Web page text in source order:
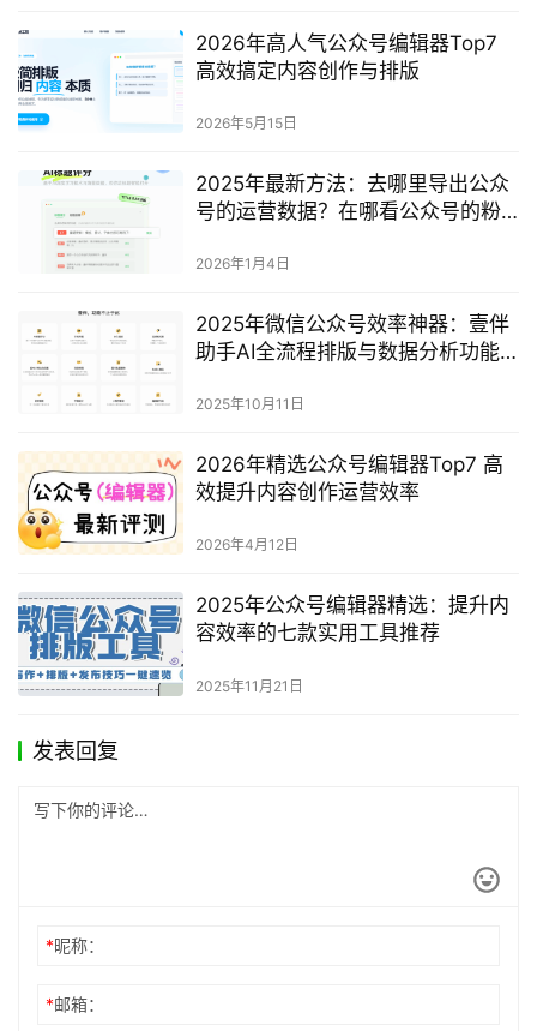
2026年高人气公众号编辑器Top7
高效搞定内容创作与排版
2026年5月15日
2025年最新方法：去哪里导出公众
号的运营数据？在哪看公众号的粉
2026年1月4日
2025年微信公众号效率神器：壹伴
助手AI全流程排版与数据分析功能
2025年10月11日
2026年精选公众号编辑器Top7 高
效提升内容创作运营效率
2026年4月12日
2025年公众号编辑器精选：提升内
容效率的七款实用工具推荐
2025年11月21日
发表回复
*昵称：
*邮箱：